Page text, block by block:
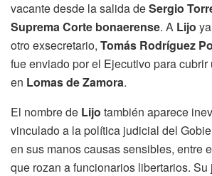
vacante desde la salida deSergio
Suprema Corte bonaerense. A Lijo
otro exsecretario, Tomás Rodríguez
fue enviado por el Ejecutivo para
en Lomas de Zamora.
El nombre de Lijo también aparece
vinculado a la política judicial del
en sus manos causas sensibles, entre
que rozan a funcionarios libertarios. Su